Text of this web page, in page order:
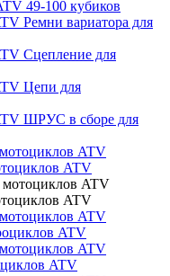
49-100 кубиков
Ремни вариатора для
Сцепление для
Цепи для
ШРУС в сборе для
ATV
ATV
ATV
ATV
ATV